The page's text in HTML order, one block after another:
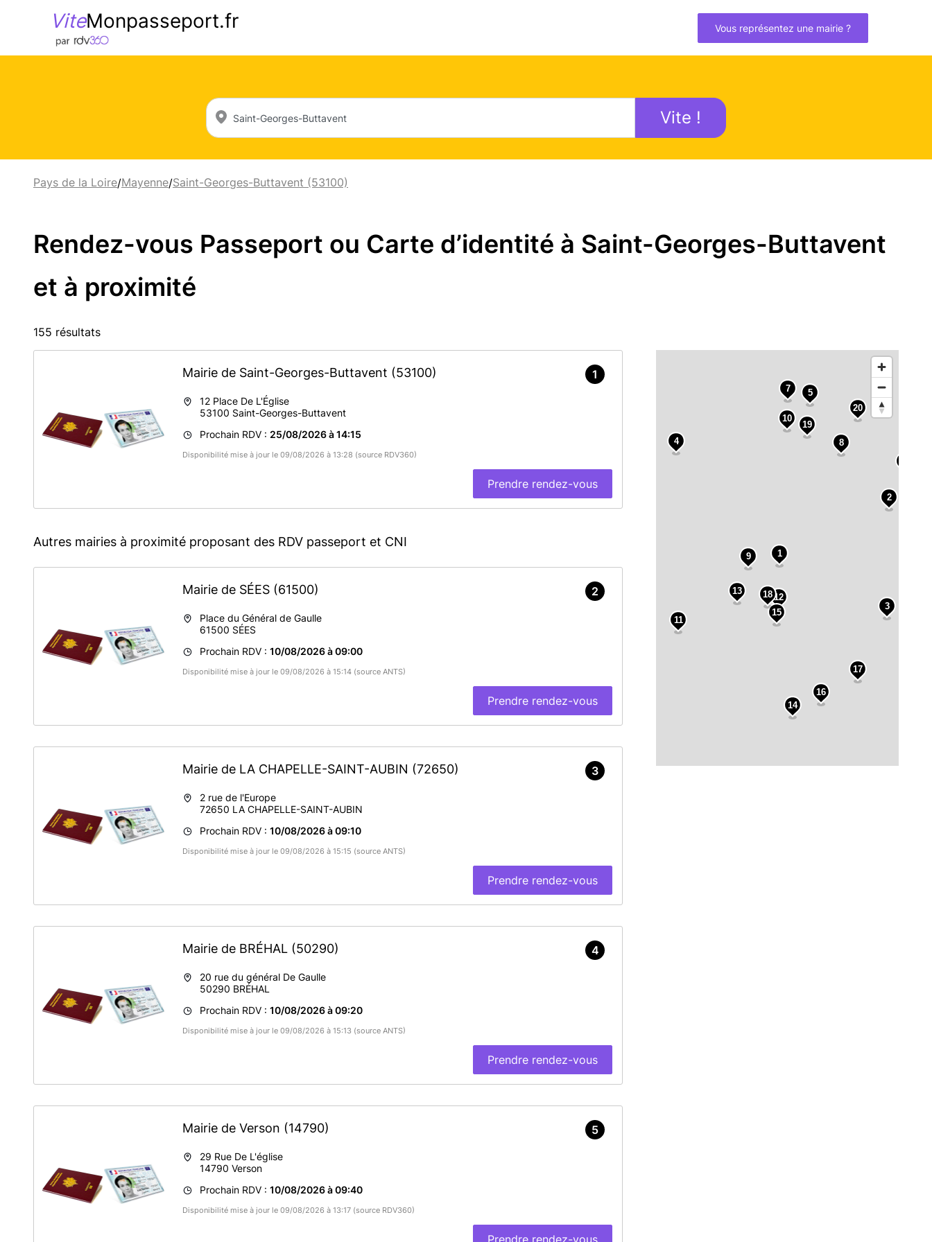
ViteMonpasseport.fr Vous représentez une mairie ?
Vite !
Pays de la Loire/Mayenne/Saint-Georges-Buttavent (53100)
Rendez-vous Passeport ou Carte d’identité à Saint-Georges-Buttavent
et à proximité
155 résultats
Mairie de Saint-Georges-Buttavent (53100)
12 Place De L'Église
53100 Saint-Georges-Buttavent
Prochain RDV : 25/08/2026 à 14:15
Disponibilité mise à jour le 09/08/2026 à 13:28 (source RDV360)
Prendre rendez-vous
1
Autres mairies à proximité proposant des RDV passeport et CNI
Mairie de SÉES (61500)
Place du Général de Gaulle
61500 SÉES
Prochain RDV : 10/08/2026 à 09:00
Disponibilité mise à jour le 09/08/2026 à 15:14 (source ANTS)
Prendre rendez-vous
2
Mairie de LA CHAPELLE-SAINT-AUBIN (72650)
2 rue de l'Europe
72650 LA CHAPELLE-SAINT-AUBIN
Prochain RDV : 10/08/2026 à 09:10
Disponibilité mise à jour le 09/08/2026 à 15:15 (source ANTS)
Prendre rendez-vous
3
Mairie de BRÉHAL (50290)
20 rue du général De Gaulle
50290 BRÉHAL
Prochain RDV : 10/08/2026 à 09:20
Disponibilité mise à jour le 09/08/2026 à 15:13 (source ANTS)
Prendre rendez-vous
4
Mairie de Verson (14790)
29 Rue De L'église
14790 Verson
Prochain RDV : 10/08/2026 à 09:40
Disponibilité mise à jour le 09/08/2026 à 13:17 (source RDV360)
5
1
2
3
4
5
7
8
9
10
11
12
13
14
15
16
17
18
19
20